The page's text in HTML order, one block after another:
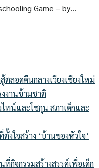
Game – by…
ตลอดคืนกลางเวียงเชียงใหม่
งานข้ามชาติ
ไทน์และโชกุน สภาเด็กและ
งใจสร้าง ‘บ้านของหัวใจ’
กิจกรรมสร้างสรรค์เพื่อเด็ก